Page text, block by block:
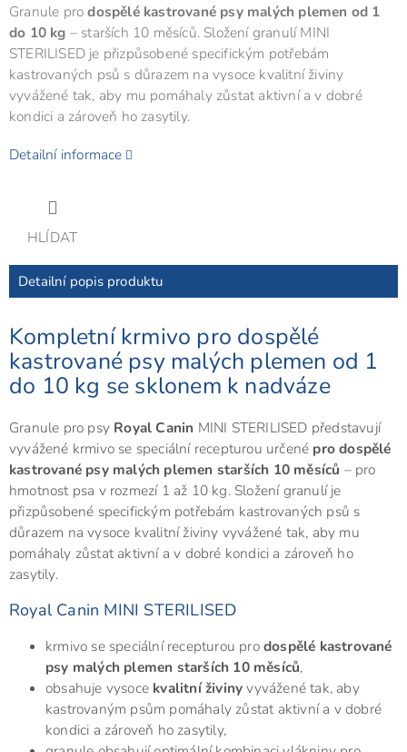
Granule prodospělé kastrované psy malých plemen od 1
do 10 kg – starších 10 měsíců. Složení granulí MINI
STERILISED je přizpůsobené specifickým potřebám
kastrovaných psů s důrazem na vysoce kvalitní živiny
vyvážené tak, aby mu pomáhaly zůstat aktivní a v dobré
kondici a zároveň ho zasytily.
Detailní informace
HLÍDAT
Detailní popis produktu
Kompletní krmivo pro dospělé
kastrované psy malých plemen od 1
do 10 kg se sklonem k nadváze
Granule pro psy Royal Canin MINI STERILISED představují
vyvážené krmivo se speciální recepturou určené pro dospělé
kastrované psy malých plemen starších 10 měsíců – pro
hmotnost psa v rozmezí 1 až 10 kg. Složení granulí je
přizpůsobené specifickým potřebám kastrovaných psů s
důrazem na vysoce kvalitní živiny vyvážené tak, aby mu
pomáhaly zůstat aktivní a v dobré kondici a zároveň ho
zasytily.
Royal Canin MINI STERILISED
krmivo se speciální recepturou prodospělé kastrované
psy malých plemen starších 10 měsíců,
obsahuje vysoce kvalitní živinyvyvážené tak, aby
kastrovaným psům pomáhaly zůstat aktivní a v dobré
kondici a zároveň ho zasytily,